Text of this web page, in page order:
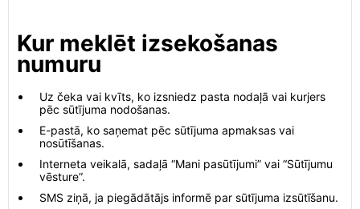
Kur meklēt izsekošanas
numuru
Uz čeka vai kvīts, ko izsniedz pasta nodaļā vai kurjers
pēc sūtījuma nodošanas.
E-pastā, ko saņemat pēc sūtījuma apmaksas vai
nosūtīšanas.
Interneta veikalā, sadaļā “Mani pasūtījumi” vai “Sūtījumu
vēsture”.
SMS ziņā, ja piegādātājs informē par sūtījuma izsūtīšanu.